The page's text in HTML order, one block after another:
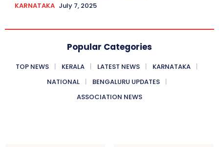
KARNATAKA July 7, 2025
Popular Categories
TOP NEWS KERALA LATEST NEWS
KARNATAKA
NATIONAL
BENGALURU UPDATES
ASSOCIATION NEWS